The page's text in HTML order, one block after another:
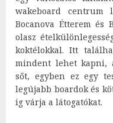
wakeboard centrum
Bocanova Étterem és
olasz
koktélokkal. Itt
mindent lehet kapni,
sőt, egyben ez egy
legújabb boardok és
ig várja a látogatókat.